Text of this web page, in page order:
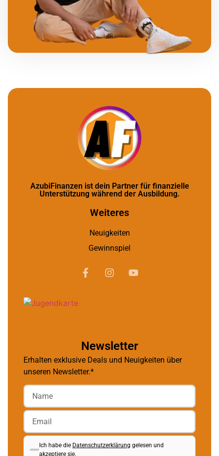
AzubiFinanzen ist dein Partner für finanzielle
Unterstützung während der Ausbildung.
Weiteres
Neuigkeiten
Gewinnspiel
Newsletter
Erhalten exklusive Deals und Neuigkeiten über
unseren Newsletter.*
Ich habe die Datenschutzerklärung gelesen und
akzeptiere sie.